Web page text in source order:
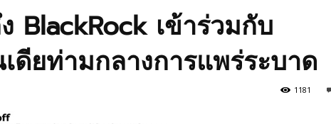
BlackRock เข้าร่วมกับ
ดียท่ามกลางการแพร่ระบาด
1181